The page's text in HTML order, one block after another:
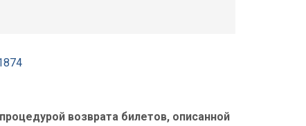
возврата билетов, описанной